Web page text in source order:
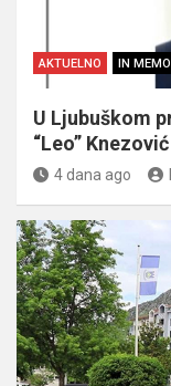
AKTUELNO IN
U Ljubuškom
“Leo” Knezović
4 dana ago